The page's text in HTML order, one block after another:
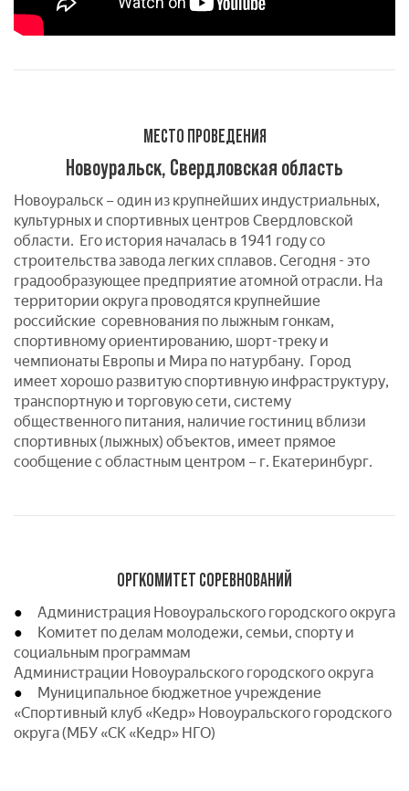
МЕСТО ПРОВЕДЕНИЯ
Новоуральск, Свердловская область
Новоуральск – один из крупнейших индустриальных,
культурных и спортивных центров Свердловской
области. Его история началась в 1941 году со
строительства завода легких сплавов. Сегодня - это
градообразующее предприятие атомной отрасли. На
территории округа проводятся крупнейшие
российские соревнования по лыжным гонкам,
спортивному ориентированию, шорт-треку и
чемпионаты Европы и Мира по натурбану. Город
имеет хорошо развитую спортивную инфраструктуру,
транспортную и торговую сети, систему
общественного питания, наличие гостиниц вблизи
спортивных (лыжных) объектов, имеет прямое
сообщение с областным центром – г. Екатеринбург.
ОРГКОМИТЕТ СОРЕВНОВАНИЙ
Администрация Новоуральского городского округа
Комитет по делам молодежи, семьи, спорту и
социальным программам
Администрации Новоуральского городского округа
Муниципальное бюджетное учреждение
«Спортивный клуб «Кедр» Новоуральского городского
округа (МБУ «СК «Кедр» НГО)